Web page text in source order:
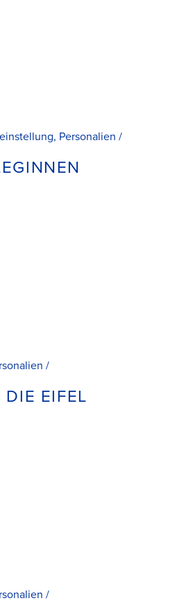
Personalien /
/
EIFEL
/